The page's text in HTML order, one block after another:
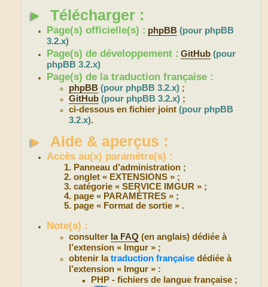
► Télécharger :
Page(s) officielle(s) : phpBB (pour phpBB
3.2.x)
Page(s) de développement : GitHub (pour
phpBB 3.2.x)
Page(s) de la traduction française :
phpBB (pour phpBB 3.2.x) ;
GitHub (pour phpBB 3.2.x) ;
ci-dessous en fichier joint(pour phpBB
3.2.x).
► Aide & aperçus :
Accès au(x) paramètre(s) :
Panneau d’administration ;
onglet « EXTENSIONS » ;
catégorie « SERVICE IMGUR » ;
page « PARAMÈTRES » ;
page « Format de sortie » .
Note(s) :
consulter la FAQ (en anglais) dédiée à
l’extension « Imgur » ;
obtenir latraduction française dédiée à
l’extension « Imgur » :
PHP - fichiers de langue française ;